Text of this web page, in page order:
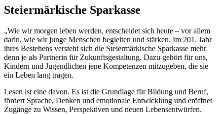
Steiermärkische Sparkasse
„Wie wir morgen leben werden, entscheidet sich heute – vor allem
darin, wie wir junge Menschen begleiten und stärken. Im 201. Jahr
ihres Bestehens versteht sich die Steiermärkische Sparkasse mehr
denn je als Partnerin für Zukunftsgestaltung. Dazu gehört für uns,
Kindern und Jugendlichen jene Kompetenzen mitzugeben, die sie
ein Leben lang tragen.
Lesen ist eine davon. Es ist die Grundlage für Bildung und Beruf,
fördert Sprache, Denken und emotionale Entwicklung und eröffnet
Zugänge zu Wissen, Perspektiven und neuen Lebensentwürfen.